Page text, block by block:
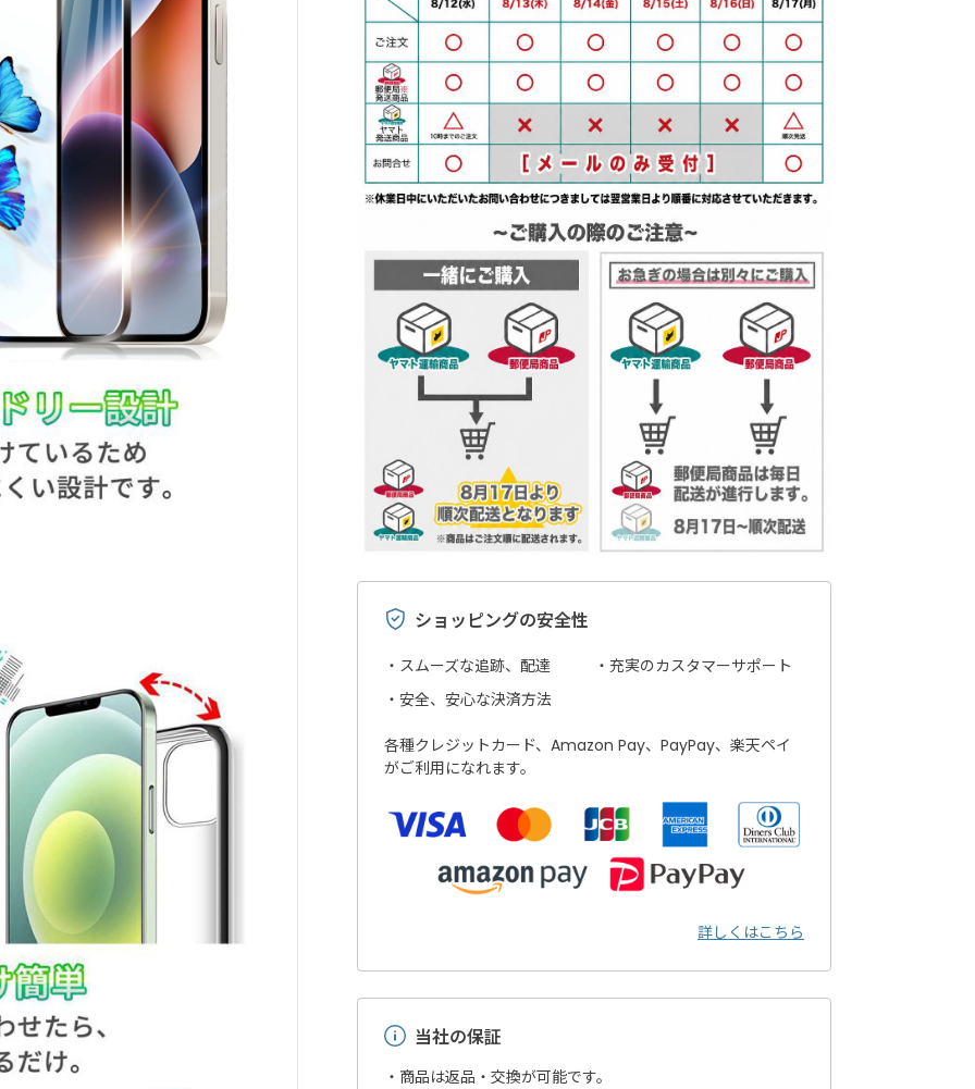
ショッピングの安全性
スムーズな追跡、配達
充実のカスタマーサポート
安全、安心な決済方法
各種クレジットカード、Amazon Pay、PayPay、楽天ペイ
がご利用になれます。
詳しくはこちら
当社の保証
・商品は返品・交換が可能です。